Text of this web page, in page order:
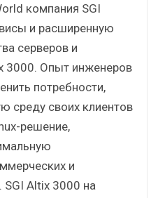
компания SGI
и расширенную
серверов и
3000. Опыт инженеров
потребности,
среду своих клиентов
решение,
и
SGI Altix 3000 на